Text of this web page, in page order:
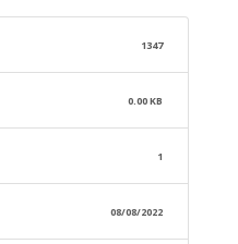
1347
0.00 KB
1
08/08/2022